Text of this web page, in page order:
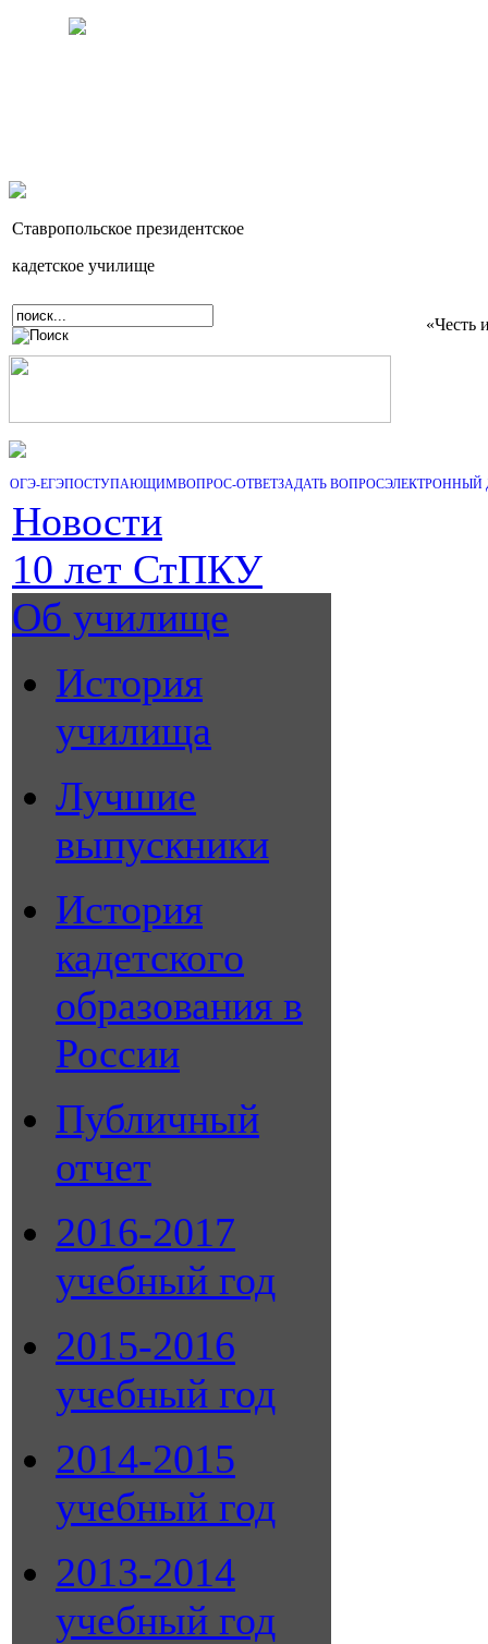
Ставропольское президентское
кадетское училище
«Честь
ОГЭ-ЕГЭПОСТУПАЮЩИМВОПРОС-ОТВЕТЗАДАТЬ ВОПРОСЭЛЕКТРОННЫЙ
Новости
10 лет СтПКУ
Об училище
История
училища
Лучшие
выпускники
История
кадетского
образования в
России
Публичный
отчет
2016-2017
учебный год
2015-2016
учебный год
2014-2015
учебный год
2013-2014
учебный год